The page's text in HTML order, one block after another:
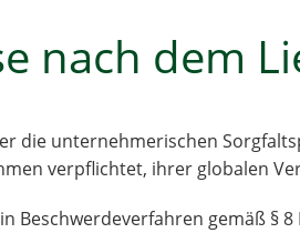
nach dem
die unternehmerischen
verpflichtet, ihrer globalen
Beschwerdeverfahren gemäß §